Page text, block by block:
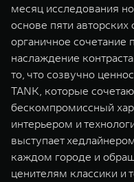
WEY 07
от 6 149 000 ₽
месяц исследования
основе пяти авторских
органичное сочетание
наслаждение
то, что созвучно
TANK, которые
бескомпромиссный
интерьером и
выступает
каждом городе и
ценителям классики и